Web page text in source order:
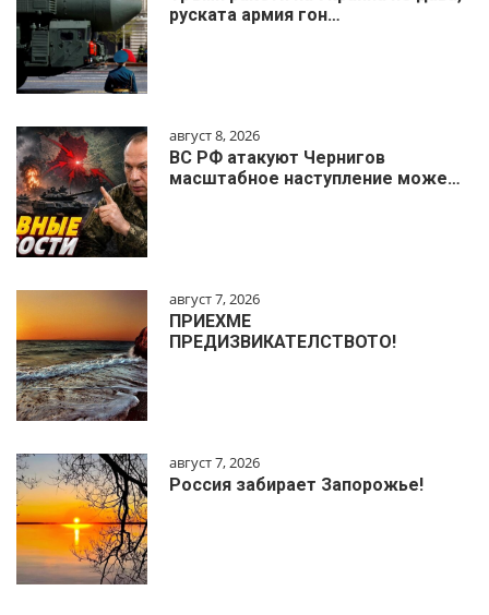
руската армия гон…
август 8, 2026
ВС РФ атакуют Чернигов
масштабное наступление може…
август 7, 2026
ПРИЕХМЕ
ПРЕДИЗВИКАТЕЛСТВОТО!
август 7, 2026
Россия забирает Запорожье!